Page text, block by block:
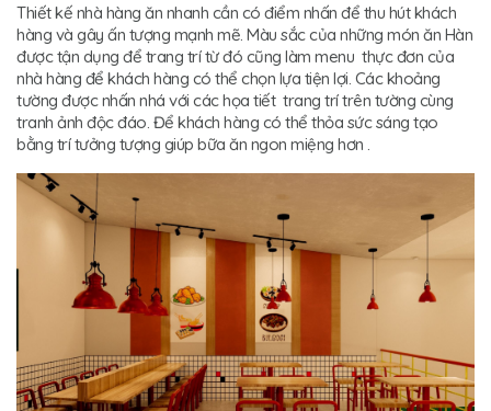
Thiết kế nhà hàng ăn nhanh cần có điểm nhấn để thu hút khách
hàng và gây ấn tượng mạnh mẽ. Màu sắc của những món ăn Hàn
được tận dụng để trang trí từ đó cũng làm menu thực đơn của
nhà hàng để khách hàng có thể chọn lựa tiện lợi. Các khoảng
tường được nhấn nhá với các họa tiết trang trí trên tường cùng
tranh ảnh độc đáo. Để khách hàng có thể thỏa sức sáng tạo
bằng trí tưởng tượng giúp bữa ăn ngon miệng hơn .